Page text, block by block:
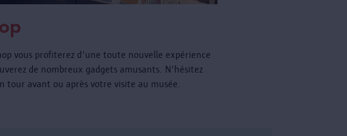
vous profiterez d'une toute nouvelle expérience
de nombreux gadgets amusants. N'hésitez
tour avant ou après votre visite au musée.